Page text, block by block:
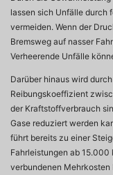
lassen sich Unfälle durch
vermeiden. Wenn der
Bremsweg auf nasser
Verheerende Unfälle
Darüber hinaus wird
Reibungskoeffizient
der Kraftstoffverbrauch
Gase reduziert werden
führt bereits zu einer
Fahrleistungen ab 15.000
verbundenen Mehrkosten